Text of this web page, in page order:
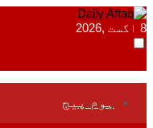
8 اگست ,2026
ہوم پیج